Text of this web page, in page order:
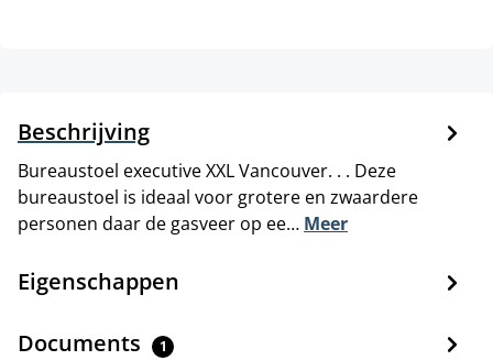
Beschrijving
Bureaustoel executive XXL Vancouver. . . Deze
bureaustoel is ideaal voor grotere en zwaardere
personen daar de gasveer op ee… Meer
Eigenschappen
Documents 1